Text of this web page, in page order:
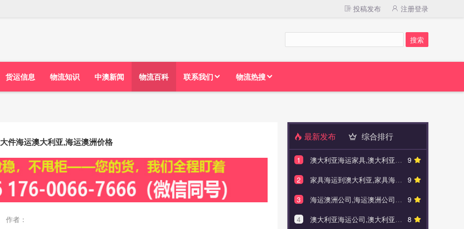
投稿发布 注册登录
货运信息 物流知识 中澳新闻 物流百科 联系我们 物流热搜
大件海运澳大利亚,海运澳洲价格
作者：
最新发布 综合排行
9
1
澳大利亚海运家具,澳大利亚海运家具怎么样
9
2
家具海运到澳大利亚,家具海运到澳大利亚划算吗
9
3
海运澳洲公司,海运澳洲公司有哪些
8
4
澳大利亚海运公司,澳大利亚海运公司有哪些